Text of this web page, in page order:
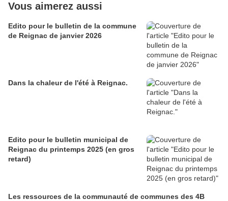
Vous aimerez aussi
Edito pour le bulletin de la commune
de Reignac de janvier 2026
Dans la chaleur de l'été à Reignac.
Edito pour le bulletin municipal de
Reignac du printemps 2025 (en gros
retard)
Les ressources de la communauté de communes des 4B